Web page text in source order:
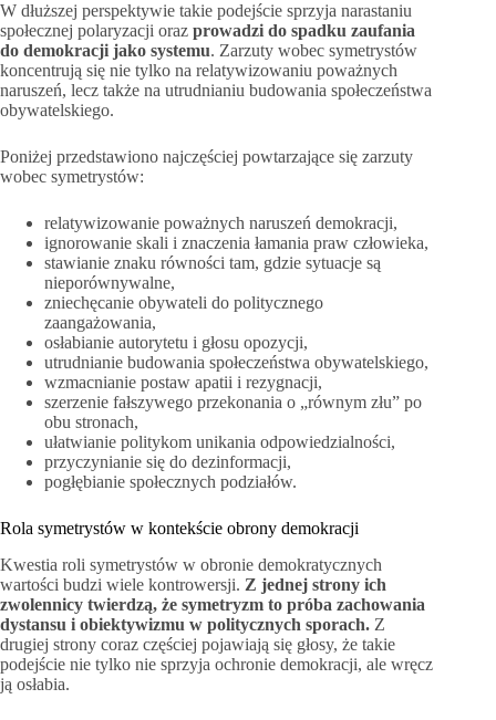
W dłuższej perspektywie takie podejście sprzyja narastaniu
społecznej polaryzacji oraz prowadzi do spadku zaufania
do demokracji jako systemu. Zarzuty wobec symetrystów
koncentrują się nie tylko na relatywizowaniu poważnych
naruszeń, lecz także na utrudnianiu budowania społeczeństwa
obywatelskiego.
Poniżej przedstawiono najczęściej powtarzające się zarzuty
wobec symetrystów:
relatywizowanie poważnych naruszeń demokracji,
ignorowanie skali i znaczenia łamania praw człowieka,
stawianie znaku równości tam, gdzie sytuacje są
nieporównywalne,
zniechęcanie obywateli do politycznego
zaangażowania,
osłabianie autorytetu i głosu opozycji,
utrudnianie budowania społeczeństwa obywatelskiego,
wzmacnianie postaw apatii i rezygnacji,
szerzenie fałszywego przekonania o „równym złu” po
obu stronach,
ułatwianie politykom unikania odpowiedzialności,
przyczynianie się do dezinformacji,
pogłębianie społecznych podziałów.
Rola symetrystów w kontekście obrony demokracji
Kwestia roli symetrystów w obronie demokratycznych
wartości budzi wiele kontrowersji. Z jednej strony ich
zwolennicy twierdzą, że symetryzm to próba zachowania
dystansu i obiektywizmu w politycznych sporach. Z
drugiej strony coraz częściej pojawiają się głosy, że takie
podejście nie tylko nie sprzyja ochronie demokracji, ale wręcz
ją osłabia.